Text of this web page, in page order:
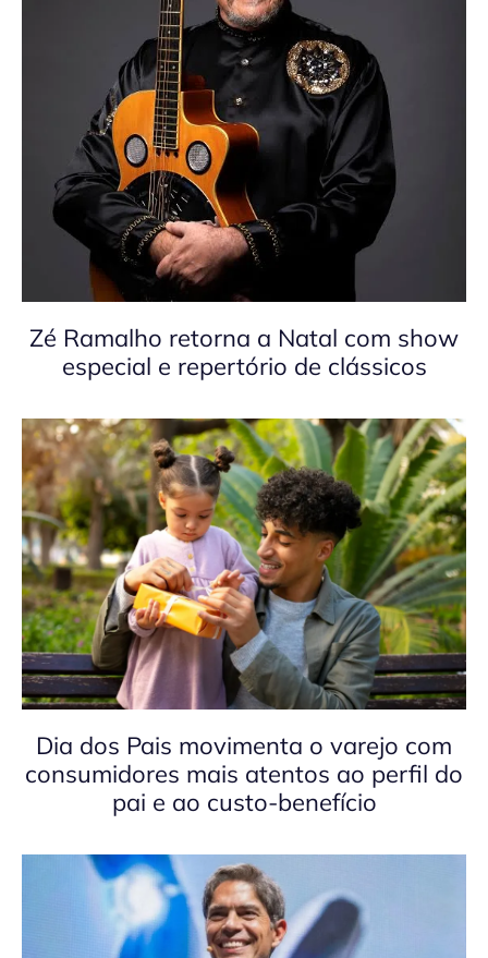
Zé Ramalho retorna a Natal com show
especial e repertório de clássicos
Dia dos Pais movimenta o varejo com
consumidores mais atentos ao perfil do
pai e ao custo-benefício